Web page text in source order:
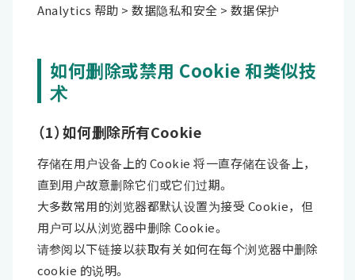
Analytics 帮助 > 数据隐私和安全 > 数据保护
如何删除或禁用 Cookie 和类似技
术
（1）如何删除所有Cookie
存储在用户设备上的 Cookie 将一直存储在设备上，
直到用户故意删除它们或它们过期。
大多数常用的浏览器都默认设置为接受 Cookie，但
用户可以从浏览器中删除 Cookie。
请参阅以下链接以获取有关如何在每个浏览器中删除
cookie 的说明。